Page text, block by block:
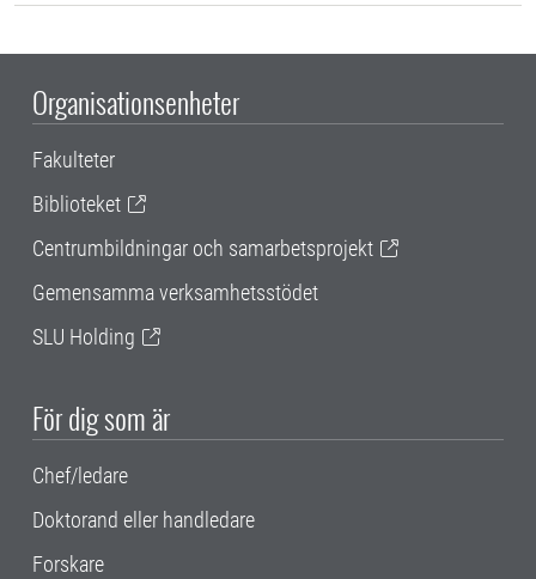
Organisationsenheter
Fakulteter
Biblioteket
Centrumbildningar och samarbetsprojekt
Gemensamma verksamhetsstödet
SLU Holding
För dig som är
Chef/ledare
Doktorand eller handledare
Forskare